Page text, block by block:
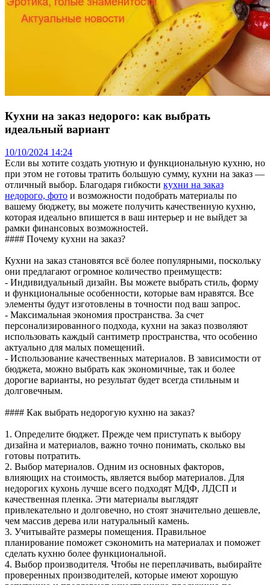
Кухни на заказ недорого: как выбрать
идеальный вариант
10/10/2024 14:24
Если вы хотите создать уютную и функциональную кухню, но
при этом не готовы тратить большую сумму, кухни на заказ —
отличный выбор. Благодаря гибкости кухни на заказ
недорого, фото и возможности подобрать материалы по
вашему бюджету, вы можете получить качественную кухню,
которая идеально впишется в ваш интерьер и не выйдет за
рамки финансовых возможностей.
#### Почему кухни на заказ?
Кухни на заказ становятся всё более популярными, поскольку
они предлагают огромное количество преимуществ:
- Индивидуальный дизайн. Вы можете выбрать стиль, форму
и функциональные особенности, которые вам нравятся. Все
элементы будут изготовлены в точности под ваш запрос.
- Максимальная экономия пространства. За счет
персонализированного подхода, кухни на заказ позволяют
использовать каждый сантиметр пространства, что особенно
актуально для малых помещений.
- Использование качественных материалов. В зависимости от
бюджета, можно выбрать как экономичные, так и более
дорогие варианты, но результат будет всегда стильным и
долговечным.
#### Как выбрать недорогую кухню на заказ?
1. Определите бюджет. Прежде чем приступать к выбору
дизайна и материалов, важно точно понимать, сколько вы
готовы потратить.
2. Выбор материалов. Одним из основных факторов,
влияющих на стоимость, является выбор материалов. Для
недорогих кухонь лучше всего подходят МДФ, ЛДСП и
качественная пленка. Эти материалы выглядят
привлекательно и долговечно, но стоят значительно дешевле,
чем массив дерева или натуральный камень.
3. Учитывайте размеры помещения. Правильное
планирование поможет сэкономить на материалах и поможет
сделать кухню более функциональной.
4. Выбор производителя. Чтобы не переплачивать, выбирайте
проверенных производителей, которые имеют хорошую